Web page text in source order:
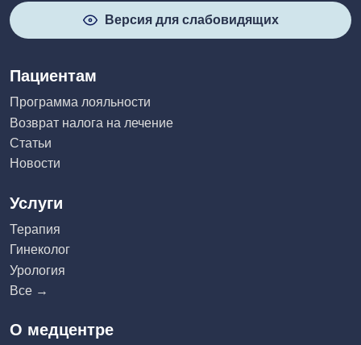
Версия для слабовидящих
Пациентам
Программа лояльности
Возврат налога на лечение
Статьи
Новости
Услуги
Терапия
Гинеколог
Урология
Все →
О медцентре